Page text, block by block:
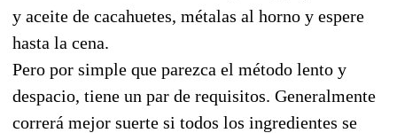
y aceite de cacahuetes, métalas al horno y espere
hasta la cena.
Pero por simple que parezca el método lento y
despacio, tiene un par de requisitos. Generalmente
correrá mejor suerte si todos los ingredientes se